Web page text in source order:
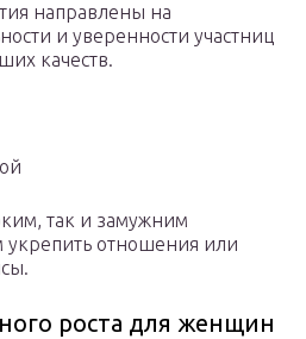
направлены на
и уверенности участниц
качеств.
так и замужним
отношения или
роста для женщин